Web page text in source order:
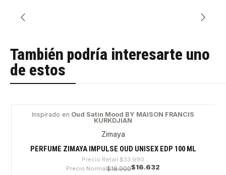
También podría interesarte uno
de estos
Inspirado en Oud Satin Mood BY MAISON FRANCIS
KURKDJIAN
Zimaya
PERFUME ZIMAYA IMPULSE OUD UNISEX EDP 100 ML
Precio Retail $33.990
Precio Normal$18.900$16.632